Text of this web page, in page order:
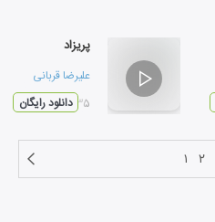
پریزاد
علیرضا قربانی
۰۳:۳۵دانلود رایگان
۱ ۲